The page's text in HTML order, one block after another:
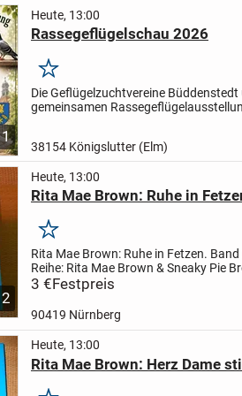
1
Heute, 13:00
Rassegeflügelschau 2026
Merken
Die Geflügelzuchtvereine
gemeinsamen
38154 Königslutter (Elm)
2
Heute, 13:00
Rita Mae Brown: Ruhe in
Merken
Rita Mae Brown: Ruhe in Fetzen. Band
Reihe: Rita Mae Brown & Sneaky Pie
besitze insgesamt folgende Bücher aus
3 €Festpreis
90419 Nürnberg
Heute, 13:00
Rita Mae Brown: Herz Dame